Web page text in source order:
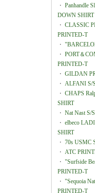
・ Panhandle
DOWN SHIRT
・ CLASSIC
PRINTED-T
・
・ PORT＆
PRINTED-T
・ GILDAN
・ ALFANI S/
・ CHAPS
SHIRT
・ Nat Nast S/
・ elbeco
SHIRT
・ 70s USMC
・ ATC
・ "Surfside
PRINTED-T
・ "Sequoia
PRINTED-T